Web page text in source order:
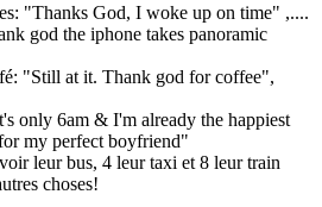
"Thanks God, I woke up on time" ,....
god the iphone takes panoramic
"Still at it. Thank god for coffee",
only 6am & I'm already the happiest
my perfect boyfriend"
leur bus, 4 leur taxi et 8 leur train
choses!